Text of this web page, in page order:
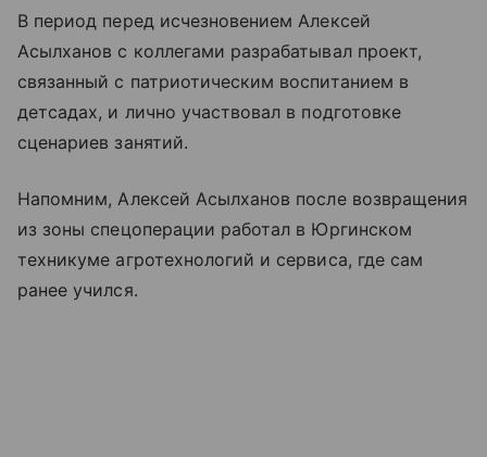
В период перед исчезновением Алексей
Асылханов с коллегами разрабатывал проект,
связанный с патриотическим воспитанием в
детсадах, и лично участвовал в подготовке
сценариев занятий.
Напомним, Алексей Асылханов после возвращения
из зоны спецоперации работал в Юргинском
техникуме агротехнологий и сервиса, где сам
ранее учился.